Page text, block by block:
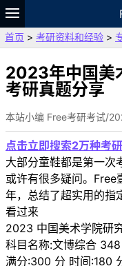
题库
故事 专题
VIP
资料
首页 > 考研资料和经验 >
2023年中国美
考研真题分享
本站小编 Free考研考试/
点击立即搜索2万种考
大部分童鞋都是第一次
或许有很多疑问。
年，总结了超实用的指
看过来
2023 中国美术学院研
科目名称:文博综合 348
满分:300 分 时间:180